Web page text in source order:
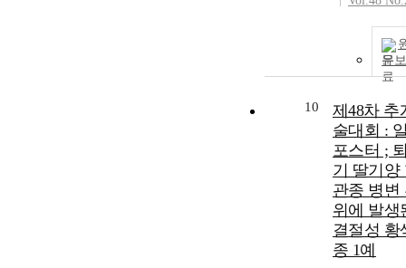
문
10
제48차 추
술대회 :
포스터 ;
기 딸기양
관종 병변
위에 발생
결절성 황
종 1예